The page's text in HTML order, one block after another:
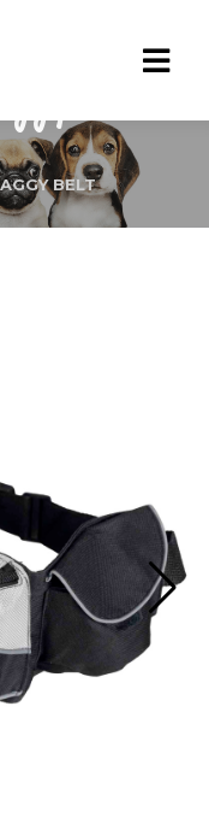
Belt
BELT